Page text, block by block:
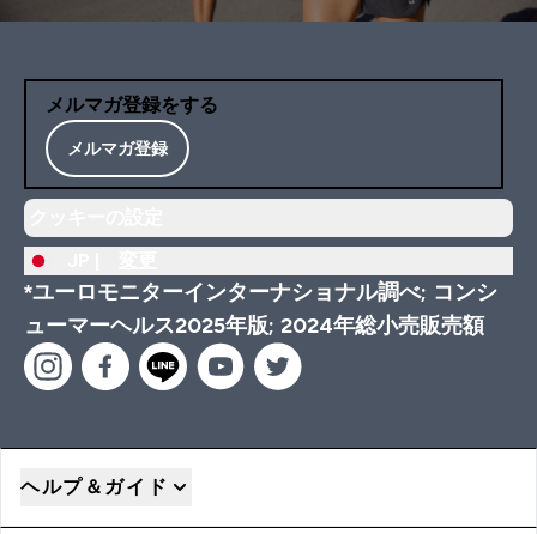
メルマガ登録をする
メルマガ登録
*ユーロモニターインターナショナル調べ; コンシ
ューマーヘルス2025年版; 2024年総小売販売額
ヘルプ＆ガイド